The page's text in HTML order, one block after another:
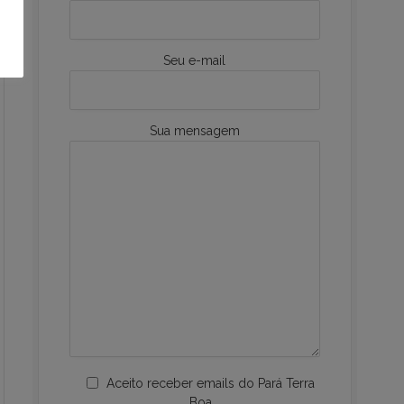
Seu e-mail
Sua mensagem
Aceito receber emails do Pará Terra